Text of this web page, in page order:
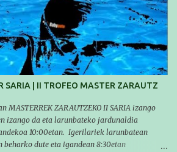
popular festiva organizada por el club Igartza.
10:30, a las 11:30 habrá pruebas populares
un almuerzo para todos y todas las
sobre convocatorias y competiciones la
en el siguiente enlace:
competici%C3%B3n/egutegia#h.9xisch
SARIA | II TROFEO MASTER ZARAUTZ
MASTERREK ZARAUTZEKO II SARIA izango
izango da eta larunbateko jardunaldia
10:00etan. Igerilariek larunbatean
beharko dute eta igandean 8:30etan